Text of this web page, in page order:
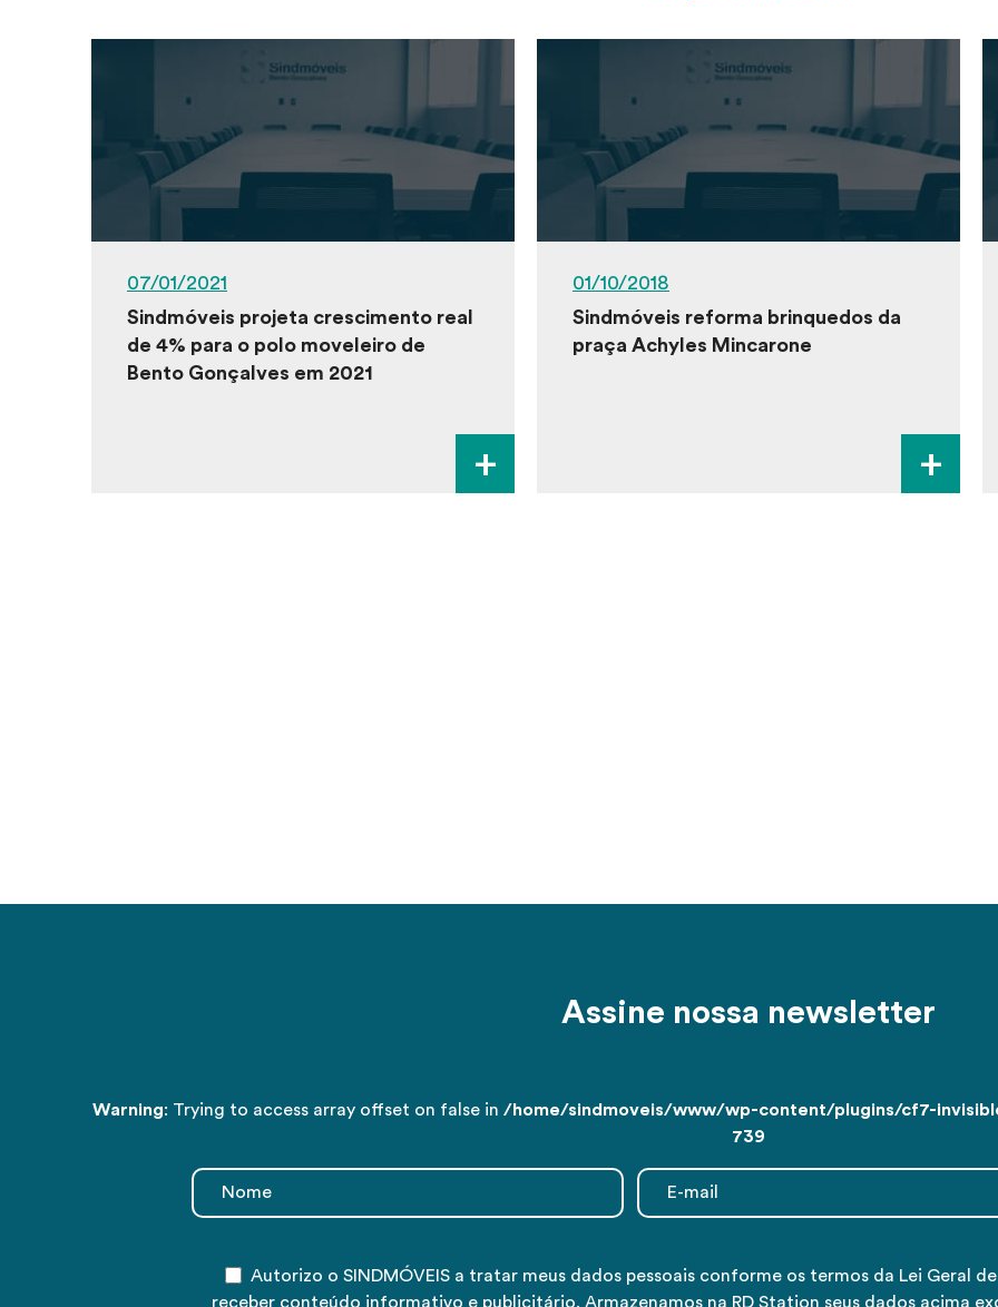
07/01/2021
Sindmóveis projeta crescimento real
de 4% para o polo moveleiro de
Bento Gonçalves em 2021
+
01/10/2018
Sindmóveis reforma brinquedos da
praça Achyles Mincarone
+
Assine nossa newsletter
Warning: Trying to access array offset on false in /home/sindmoveis/www/wp-content/plugins/cf7-
739
Autorizo o SINDMÓVEIS a tratar meus dados pessoais conforme os termos da Lei Geral
receber conteúdo informativo e publicitário. Armazenamos na RD Station seus dados acima